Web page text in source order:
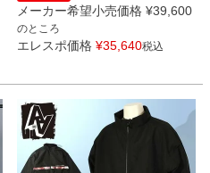
メーカー希望小売価格 ¥39,600
のところ
エレスポ価格 ¥35,640税込